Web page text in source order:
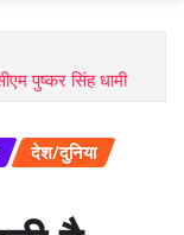
पुष्कर सिंह धामी
देश/दुनिया